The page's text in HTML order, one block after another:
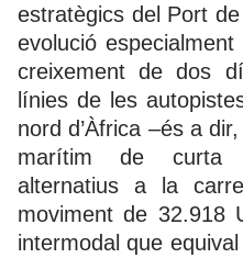
estratègics del Port
evolució
creixement de dos
línies de les
nord d’Àfrica –és a
marítim de curta
alternatius a la
moviment de 32.918
intermodal que